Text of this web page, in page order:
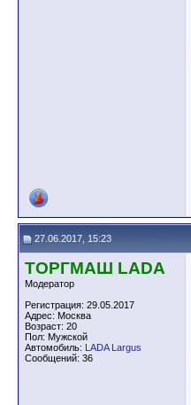
27.06.2017, 15:23
ТОРГМАШ LADA
Модератор
Регистрация: 29.05.2017
Адрес: Москва
Возраст: 20
Пол: Мужской
Автомобиль: LADA Largus
Сообщений: 36